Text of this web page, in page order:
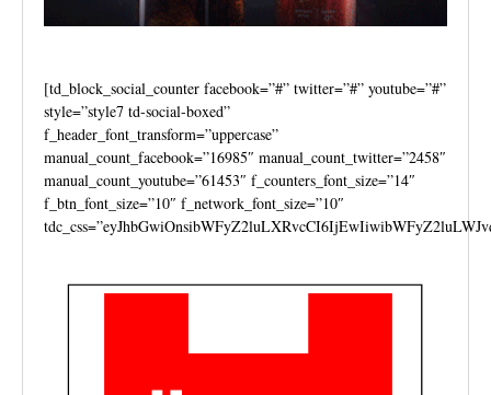
[td_block_social_counter facebook=”#” twitter=”#” youtube=”#”
style=”style7 td-social-boxed”
f_header_font_transform=”uppercase”
manual_count_facebook=”16985″ manual_count_twitter=”2458″
manual_count_youtube=”61453″ f_counters_font_size=”14″
f_btn_font_size=”10″ f_network_font_size=”10″